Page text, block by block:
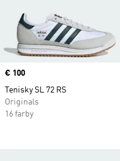
Price
€ 100
Tenisky SL 72 RS
Originals
16 farby